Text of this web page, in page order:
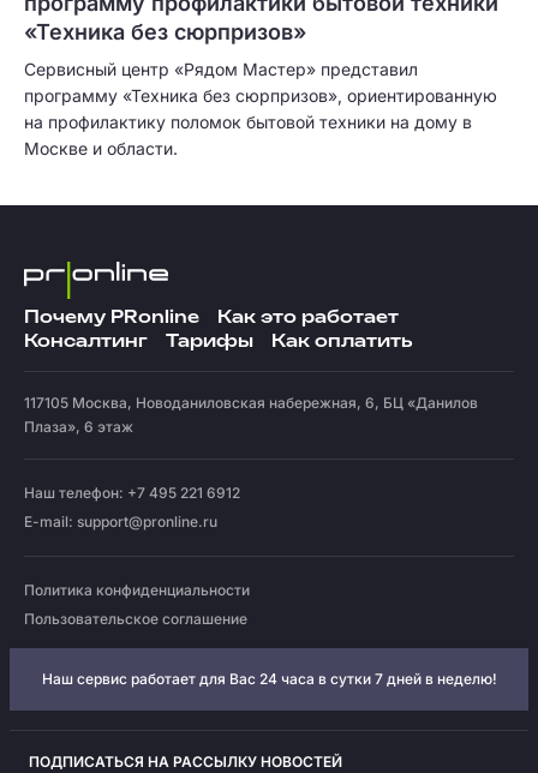
«Техника без сюрпризов»
Сервисный центр «Рядом Мастер» представил
программу «Техника без сюрпризов», ориентированную
на профилактику поломок бытовой техники на дому в
Москве и области.
Почему PRonline
Как это работает
Консалтинг
Тарифы Как оплатить
117105 Москва, Новоданиловская набережная, 6, БЦ «Данилов
Плаза», 6 этаж
Наш телефон: +7 495 221 6912
E-mail: support@pronline.ru
Политика конфиденциальности
Пользовательское соглашение
Наш сервис работает для Вас 24 часа в сутки 7 дней в неделю!
ПОДПИСАТЬСЯ НА РАССЫЛКУ НОВОСТЕЙ